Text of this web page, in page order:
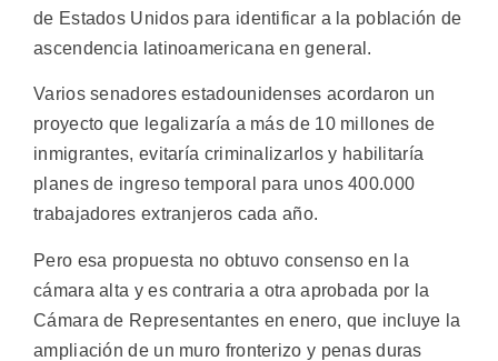
de Estados Unidos para identificar a la población de
ascendencia latinoamericana en general.
Varios senadores estadounidenses acordaron un
proyecto que legalizaría a más de 10 millones de
inmigrantes, evitaría criminalizarlos y habilitaría
planes de ingreso temporal para unos 400.000
trabajadores extranjeros cada año.
Pero esa propuesta no obtuvo consenso en la
cámara alta y es contraria a otra aprobada por la
Cámara de Representantes en enero, que incluye la
ampliación de un muro fronterizo y penas duras